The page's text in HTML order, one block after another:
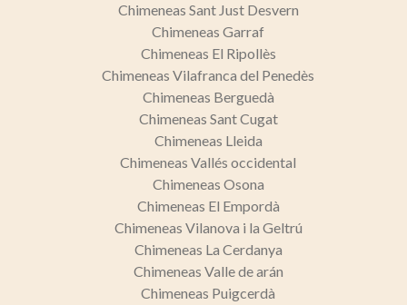
Chimeneas Sant Just Desvern
Chimeneas Garraf
Chimeneas El Ripollès
Chimeneas Vilafranca del Penedès
Chimeneas Berguedà
Chimeneas Sant Cugat
Chimeneas Lleida
Chimeneas Vallés occidental
Chimeneas Osona
Chimeneas El Empordà
Chimeneas Vilanova i la Geltrú
Chimeneas La Cerdanya
Chimeneas Valle de arán
Chimeneas Puigcerdà